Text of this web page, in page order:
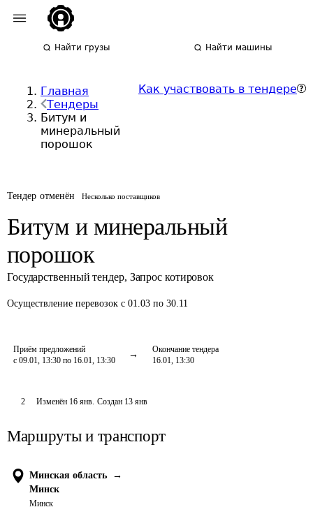
Найти грузы Найти машины
Главная
Тендеры
Битум и
минеральный
порошок
Как участвовать в тендере
Тендер отменён Несколько поставщиков
Битум и минеральный
порошок
Государственный тендер, Запрос котировок
Осуществление перевозок с 01.03 по 30.11
Приём предложений
с 09.01, 13:30 по 16.01, 13:30
Окончание тендера
16.01, 13:30
2 Изменён 16 янв. Создан 13 янв
Маршруты и транспорт
Минская область
→
Минск
Минск